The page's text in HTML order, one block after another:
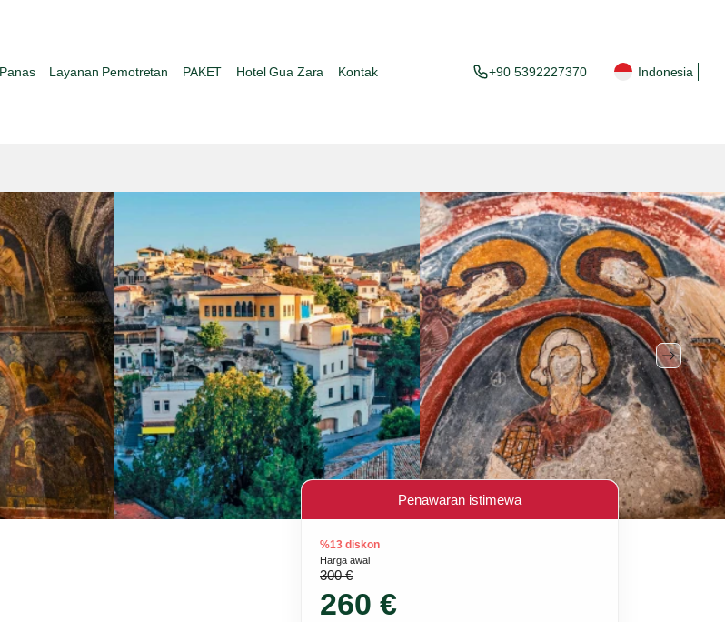
Layanan Pemotretan PAKET Hotel Gua Zara Kontak +90 5392227370 Indonesia
Penawaran istimewa
%13 diskon
Harga awal
300 €
260 €